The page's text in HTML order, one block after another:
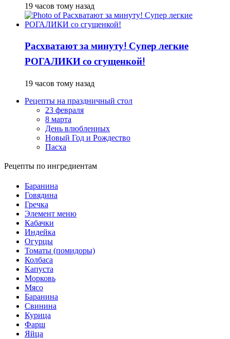
19 часов тому назад
Расхватают за минуту! Супер легкие
РОГАЛИКИ со сгущенкой!
19 часов тому назад
Рецепты на праздничный стол
23 февраля
8 марта
День влюбленных
Новый Год и Рождество
Пасха
Рецепты по ингредиентам
Баранина
Говядина
Гречка
Элемент меню
Кабачки
Индейка
Огурцы
Томаты (помидоры)
Колбаса
Капуста
Морковь
Мясо
Баранина
Свинина
Курица
Фарш
Яйца